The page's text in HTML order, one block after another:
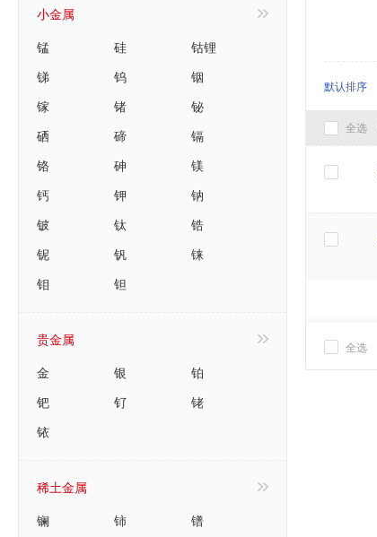
小金属
锰
硅
钴锂
锑
钨
铟
镓
锗
铋
硒
碲
镉
铬
砷
镁
钙
钾
钠
铍
钛
锆
铌
钒
铼
钼
钽
贵金属
金
银
铂
钯
钌
铑
铱
稀土金属
镧
铈
镨
默认排序
全选
全选